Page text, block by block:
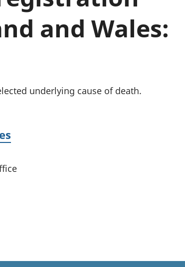
Cyllid personol a chyllid
aelwydydd
Poblogaeth ac ymfudo
and Wales:
underlying cause of death.